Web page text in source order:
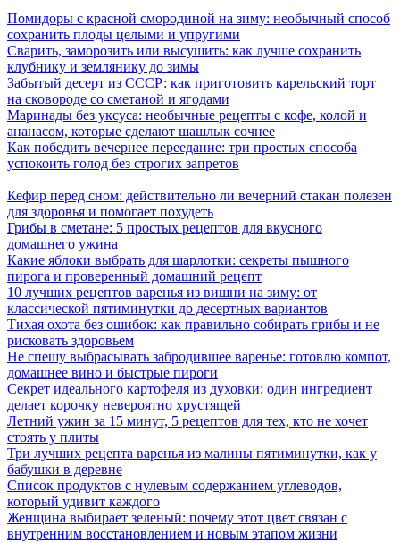
Помидоры с красной смородиной на зиму: необычный способ
сохранить плоды целыми и упругими
Сварить, заморозить или высушить: как лучше сохранить
клубнику и землянику до зимы
Забытый десерт из СССР: как приготовить карельский торт
на сковороде со сметаной и ягодами
Маринады без уксуса: необычные рецепты с кофе, колой и
ананасом, которые сделают шашлык сочнее
Как победить вечернее переедание: три простых способа
успокоить голод без строгих запретов
Кефир перед сном: действительно ли вечерний стакан полезен
для здоровья и помогает похудеть
Грибы в сметане: 5 простых рецептов для вкусного
домашнего ужина
Какие яблоки выбрать для шарлотки: секреты пышного
пирога и проверенный домашний рецепт
10 лучших рецептов варенья из вишни на зиму: от
классической пятиминутки до десертных вариантов
Тихая охота без ошибок: как правильно собирать грибы и не
рисковать здоровьем
Не спешу выбрасывать забродившее варенье: готовлю компот,
домашнее вино и быстрые пироги
Секрет идеального картофеля из духовки: один ингредиент
делает корочку невероятно хрустящей
Летний ужин за 15 минут, 5 рецептов для тех, кто не хочет
стоять у плиты
Три лучших рецепта варенья из малины пятиминутки, как у
бабушки в деревне
Список продуктов с нулевым содержанием углеводов,
который удивит каждого
Женщина выбирает зеленый: почему этот цвет связан с
внутренним восстановлением и новым этапом жизни